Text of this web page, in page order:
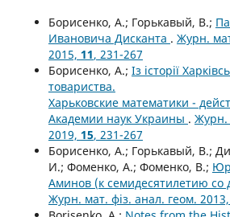
Борисенко, А.; Горькавый, В.;
Ивановича Дисканта . Журн.
2015, 11, 231-267
Борисенко, А.; Із історії
товариства.
Харьковские математики -
Академии наук Украины . Журн.
2019, 15, 231-267
Борисенко, А.; Горькавый, В.;
И.; Фоменко, А.; Фоменко, В.;
Аминов (к семидесятилетию со
Журн. мат. фіз. анал. геом. 2013,